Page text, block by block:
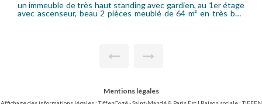
brique et pierre, au 3ème étage avec ascenseur, appartement
2 pièces comprenant une entrée, séjour avec cuisine équipée
Mentions légales